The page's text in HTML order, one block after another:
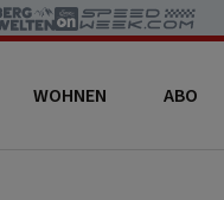
WOHNEN ABO